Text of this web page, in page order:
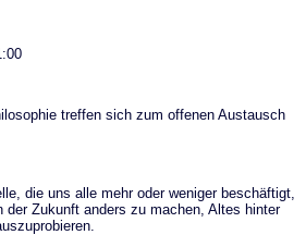
treffen sich zum offenen Austausch
die uns alle mehr oder weniger beschäftigt,
der Zukunft anders zu machen, Altes hinter